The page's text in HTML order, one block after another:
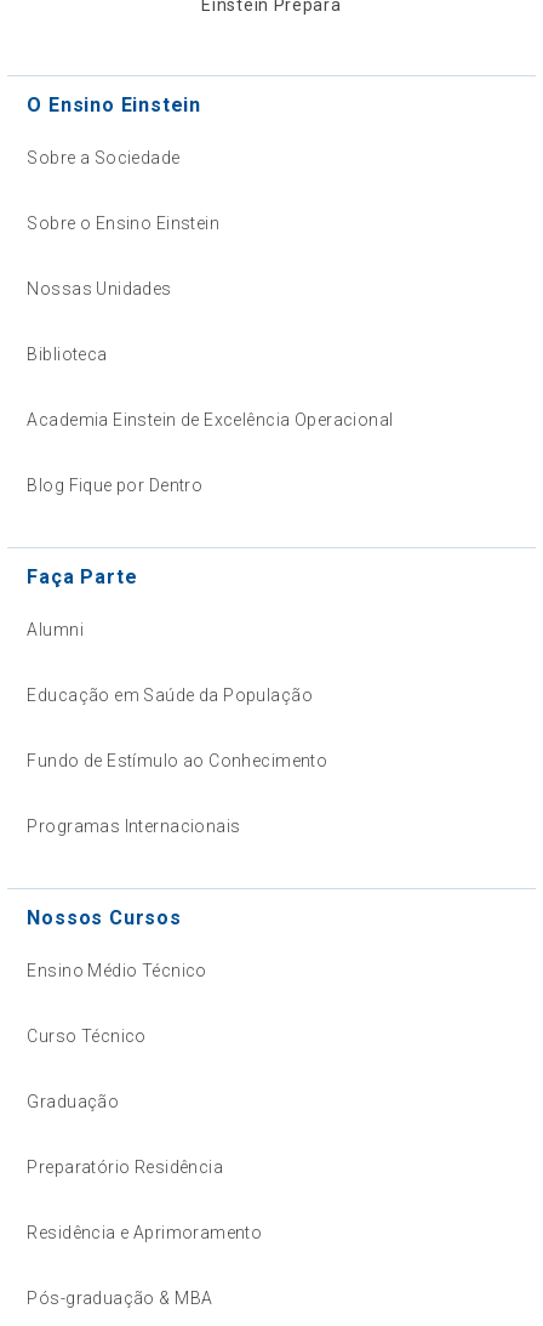
Einstein Prepara
O Ensino Einstein
Sobre a Sociedade
Sobre o Ensino Einstein
Nossas Unidades
Biblioteca
Academia Einstein de Excelência Operacional
Blog Fique por Dentro
Faça Parte
Alumni
Educação em Saúde da População
Fundo de Estímulo ao Conhecimento
Programas Internacionais
Nossos Cursos
Ensino Médio Técnico
Curso Técnico
Graduação
Preparatório Residência
Residência e Aprimoramento
Pós-graduação & MBA